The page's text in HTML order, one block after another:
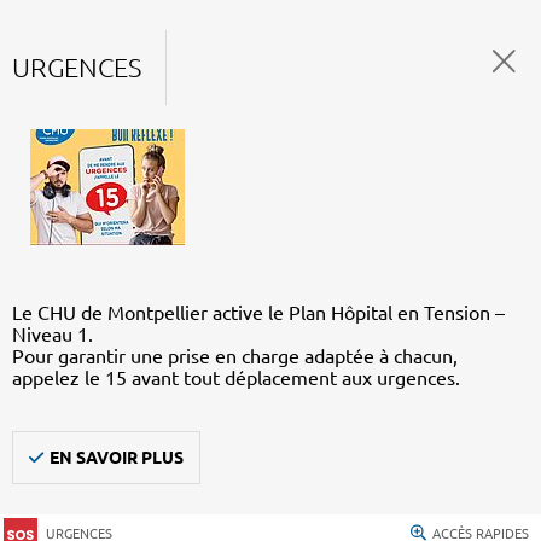
URGENCES
Le CHU de Montpellier active le Plan Hôpital en Tension –
Niveau 1.
Pour garantir une prise en charge adaptée à chacun,
appelez le 15 avant tout déplacement aux urgences.
EN SAVOIR PLUS
URGENCES ACCÈS RAPIDES